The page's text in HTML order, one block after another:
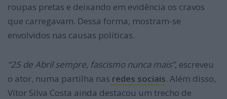
roupas pretas e deixando em evidência os cravos
que carregavam. Dessa forma, mostram-se
envolvidos nas causas políticas.
“25 de Abril sempre, fascismo nunca mais”, escreveu
o ator, numa partilha nas redes sociais. Além disso,
Vítor Silva Costa ainda destacou um trecho de